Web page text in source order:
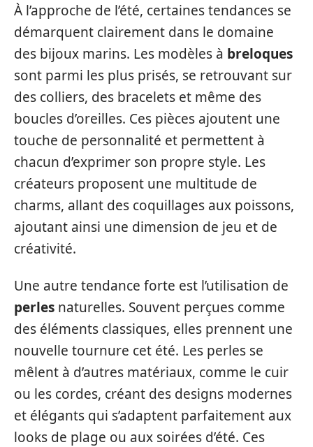
À l’approche de l’été, certaines tendances se
démarquent clairement dans le domaine
des bijoux marins. Les modèles à breloques
sont parmi les plus prisés, se retrouvant sur
des colliers, des bracelets et même des
boucles d’oreilles. Ces pièces ajoutent une
touche de personnalité et permettent à
chacun d’exprimer son propre style. Les
créateurs proposent une multitude de
charms, allant des coquillages aux poissons,
ajoutant ainsi une dimension de jeu et de
créativité.
Une autre tendance forte est l’utilisation de
perles naturelles. Souvent perçues comme
des éléments classiques, elles prennent une
nouvelle tournure cet été. Les perles se
mêlent à d’autres matériaux, comme le cuir
ou les cordes, créant des designs modernes
et élégants qui s’adaptent parfaitement aux
looks de plage ou aux soirées d’été. Ces